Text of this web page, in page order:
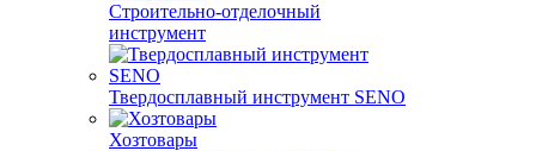
Строительно-отделочный
инструмент
Твердосплавный инструмент SENO
Хозтовары